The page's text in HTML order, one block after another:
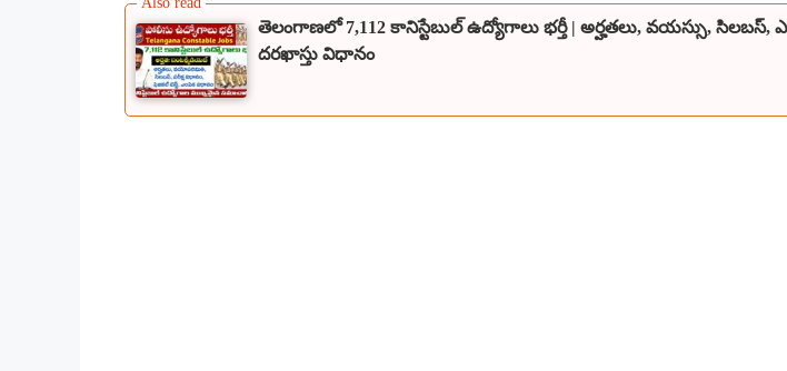
తెలంగాణలో 7,112 కానిస్టేబుల్ ఉద్యోగాలు భర్తీ | అర్హతలు, వయస్సు, సిలబస్,
దరఖాస్తు విధానం